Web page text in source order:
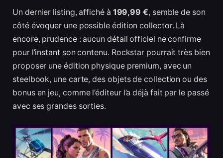
Un dernier listing, affiché à 199,99 €, semble de son
côté évoquer une possible édition collector. Là
encore, prudence : aucun détail officiel ne confirme
pour l’instant son contenu. Rockstar pourrait très bien
proposer une édition physique premium, avec un
steelbook, une carte, des objets de collection ou des
bonus en jeu, comme l’éditeur l’a déjà fait par le passé
avec ses grandes sorties.